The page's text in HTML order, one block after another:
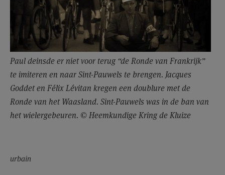
Paul deinsde er niet voor terug “de Ronde van Frankrijk”
te imiteren en naar Sint-Pauwels te brengen. Jacques
Goddet en Félix Lévitan kregen een doublure met de
Ronde van het Waasland. Sint-Pauwels was in de ban van
het wielergebeuren. © Heemkundige Kring de Kluize
urbain